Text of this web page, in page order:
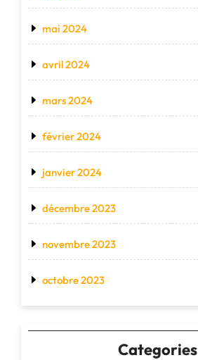
mai 2024
avril 2024
mars 2024
février 2024
janvier 2024
décembre 2023
novembre 2023
octobre 2023
Categories